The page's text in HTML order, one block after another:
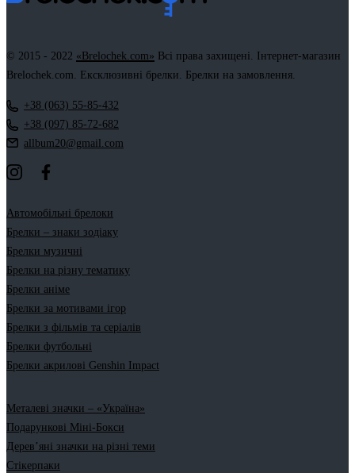
© 2015 - 2022 «Brelochek.com» Всі права захищені. Інтернет-магазин
Brelochek.com. Ексклюзивні брелки. Брелки на замовлення.
+38 (063) 55-85-432
+38 (097) 85-72-682
allbum20@gmail.com
Автомобільні брелоки
Брелки – знаки зодіаку
Брелки музичні
Брелки на різну тематику
Брелки аніме
Брелки за мотивами ігор
Брелки з фільмів та серіалів
Брелки футбольні
Брелки акрилові Genshin Impact
Металеві значки – «Україна»
Подарункові Міні-Бокси
Дерев’яні значки на різні теми
Стікерпаки